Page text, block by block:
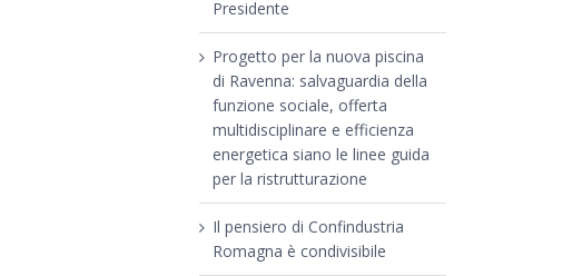
Presidente
Progetto per la nuova piscina
di Ravenna: salvaguardia della
funzione sociale, offerta
multidisciplinare e efficienza
energetica siano le linee guida
per la ristrutturazione
Il pensiero di Confindustria
Romagna è condivisibile